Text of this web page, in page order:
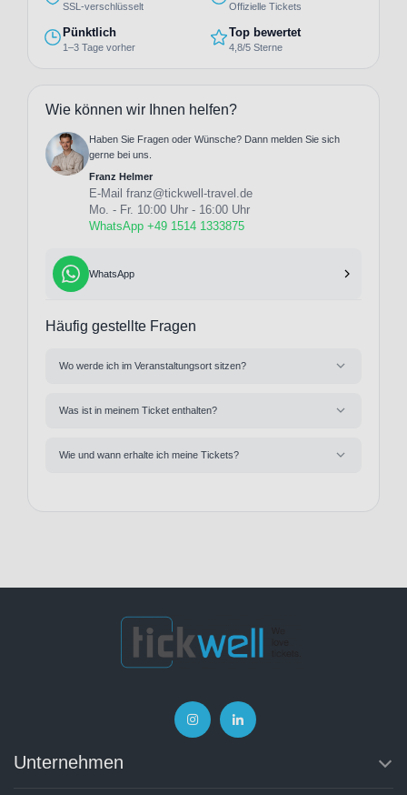
SSL-verschlüsselt Offizielle Tickets
Pünktlich
1–3 Tage vorher
Top bewertet
4,8/5 Sterne
Wie können wir Ihnen helfen?
Haben Sie Fragen oder Wünsche? Dann melden Sie sich
gerne bei uns.
Franz Helmer
E-Mail franz@tickwell-travel.de
Mo. - Fr. 10:00 Uhr - 16:00 Uhr
WhatsApp +49 1514 1333875
WhatsApp
Häufig gestellte Fragen
Wo werde ich im Veranstaltungsort sitzen?
Was ist in meinem Ticket enthalten?
Wie und wann erhalte ich meine Tickets?
Unternehmen